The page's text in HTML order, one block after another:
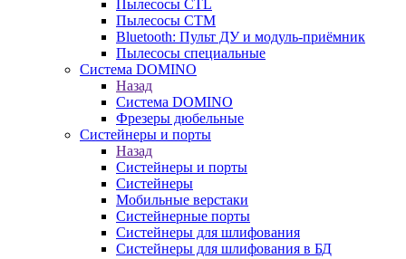
Пылесосы CTL
Пылесосы CTM
Bluetooth: Пульт ДУ и модуль-приёмник
Пылесосы специальные
Система DOMINO
Назад
Система DOMINO
Фрезеры дюбельные
Систейнеры и порты
Назад
Систейнеры и порты
Систейнеры
Мобильные верстаки
Систейнерные порты
Систейнеры для шлифования
Систейнеры для шлифования в БД